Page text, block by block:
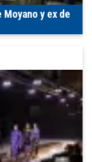
Moyano y ex de